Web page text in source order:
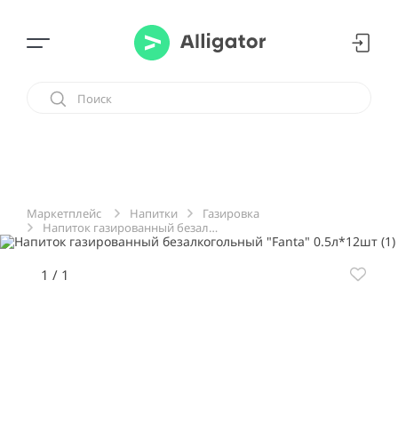
Маркетплейс Напитки
Газировка
Напиток газированный безалкогольный "Fanta" 0.5л*12шт
1 / 1